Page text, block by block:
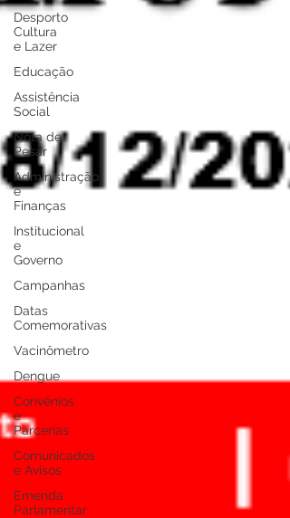
Desporto
Cultura
e Lazer
Educação
Assistência
Social
Nota de
Pesar
Administração
e
Finanças
Institucional
e
Governo
Campanhas
Datas
Comemorativas
Vacinômetro
Dengue
Convênios
e
Parcerias
Comunicados
e Avisos
Emenda
Parlamentar